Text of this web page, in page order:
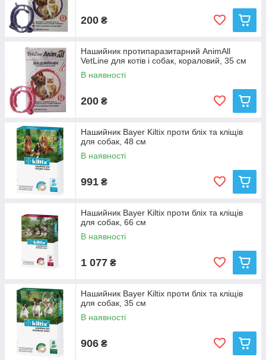
200 ₴
Нашийник протипаразитарний AnimAll
VetLine для котів і собак, кораловий, 35 см
В наявності
200 ₴
Нашийник Bayer Kiltix проти бліх та кліщів
для собак, 48 см
В наявності
991 ₴
Нашийник Bayer Kiltix проти бліх та кліщів
для собак, 66 см
В наявності
1 077 ₴
Нашийник Bayer Kiltix проти бліх та кліщів
для собак, 35 см
В наявності
906 ₴